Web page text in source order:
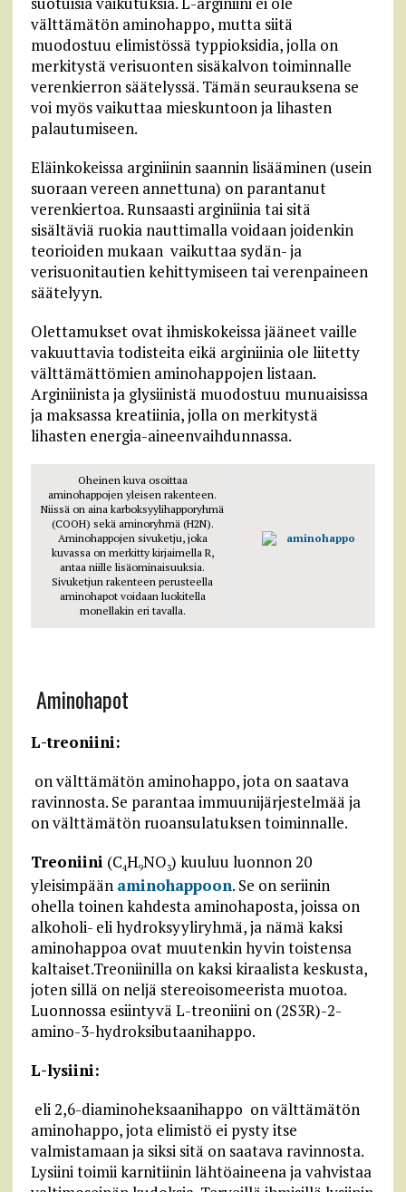
välttämätön aminohappo, mutta siitä
muodostuu elimistössä typpioksidia, jolla on
merkitystä verisuonten sisäkalvon toiminnalle
verenkierron säätelyssä. Tämän seurauksena se
voi myös vaikuttaa mieskuntoon ja lihasten
palautumiseen.
Eläinkokeissa arginiinin saannin lisääminen (usein
suoraan vereen annettuna) on parantanut
verenkiertoa. Runsaasti arginiinia tai sitä
sisältäviä ruokia nauttimalla voidaan joidenkin
teorioiden mukaan vaikuttaa sydän- ja
verisuonitautien kehittymiseen tai verenpaineen
säätelyyn.
Olettamukset ovat ihmiskokeissa jääneet vaille
vakuuttavia todisteita eikä arginiinia ole liitetty
välttämättömien aminohappojen listaan.
Arginiinista ja glysiinistä muodostuu munuaisissa
ja maksassa kreatiinia, jolla on merkitystä
lihasten energia-aineenvaihdunnassa.
Oheinen kuva osoittaa
aminohappojen yleisen rakenteen.
Niissä on aina karboksyylihapporyhmä
(COOH) sekä aminoryhmä (H2N).
Aminohappojen sivuketju, joka
kuvassa on merkitty kirjaimella R,
antaa niille lisäominaisuuksia.
Sivuketjun rakenteen perusteella
aminohapot voidaan luokitella
monellakin eri tavalla.
Aminohapot
L-treoniini:
on välttämätön aminohappo, jota on saatava
ravinnosta. Se parantaa immuunijärjestelmää ja
on välttämätön ruoansulatuksen toiminnalle.
Treoniini (C4H9NO3) kuuluu luonnon 20
yleisimpään aminohappoon. Se on seriinin
ohella toinen kahdesta aminohaposta, joissa on
alkoholi- eli hydroksyyliryhmä, ja nämä kaksi
aminohappoa ovat muutenkin hyvin toistensa
kaltaiset.Treoniinilla on kaksi kiraalista keskusta,
joten sillä on neljä stereoisomeerista muotoa.
Luonnossa esiintyvä L-treoniini on (2S3R)-2-
amino-3-hydroksibutaanihappo.
L-lysiini:
eli 2,6-diaminoheksaanihappo on välttämätön
aminohappo, jota elimistö ei pysty itse
valmistamaan ja siksi sitä on saatava ravinnosta.
Lysiini toimii karnitiinin lähtöaineena ja vahvistaa